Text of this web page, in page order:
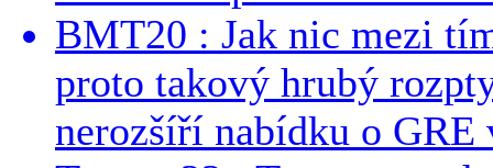
BMT20 : Jak nic mezi
proto takový hrubý
nerozšíří nabídku o GRE